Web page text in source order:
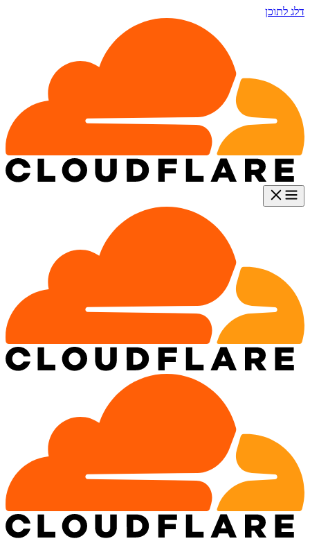
דלג לתוכן